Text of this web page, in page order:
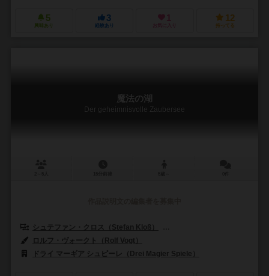
5
興味あり
3
経験あり
1
お気に入り
12
持ってる
魔法の湖
Der geheimnisvolle Zaubersee
シュテファン・クロス（Stefan Kloß）
ロルフ・ヴォークト（Rolf Vogt）
ドライ マーギア シュピーレ（Drei Magier Spiele）